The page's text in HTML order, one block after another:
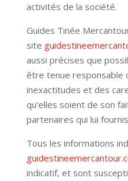
activités de la société.
Guides Tinée
site
aussi précises que
être tenue responsable
inexactitudes et des
qu’elles soient de son
partenaires qui lui
Tous les informations
indicatif, et sont